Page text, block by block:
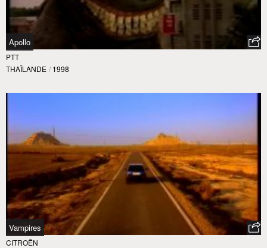
Apollo
PTT
THAÏLANDE / 1998
Vampires
CITROËN